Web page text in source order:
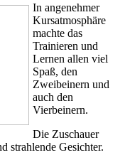
In angenehmer
Kursatmosphäre
machte das
Trainieren und
Lernen allen viel
Spaß, den
Zweibeinern und
auch den
Vierbeinern.
Die Zuschauer
strahlende Gesichter.